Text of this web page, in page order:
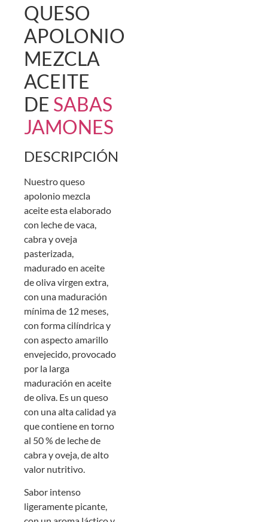
QUESO
APOLONIO
MEZCLA
ACEITE
DE SABAS
JAMONES
DESCRIPCIÓN
Nuestro queso
apolonio mezcla
aceite esta elaborado
con leche de vaca,
cabra y oveja
pasterizada,
madurado en aceite
de oliva virgen extra,
con una maduración
mínima de 12 meses,
con forma cilíndrica y
con aspecto amarillo
envejecido, provocado
por la larga
maduración en aceite
de oliva. Es un queso
con una alta calidad ya
que contiene en torno
al 50 % de leche de
cabra y oveja, de alto
valor nutritivo.
Sabor intenso
ligeramente picante,